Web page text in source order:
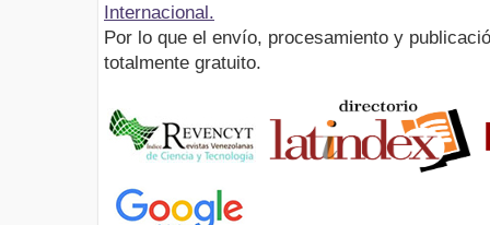
Internacional.
Por lo que el envío, procesamiento y
totalmente gratuito.